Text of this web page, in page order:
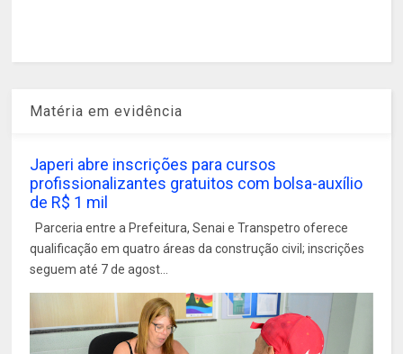
Matéria em evidência
Japeri abre inscrições para cursos
profissionalizantes gratuitos com bolsa-auxílio
de R$ 1 mil
Parceria entre a Prefeitura, Senai e Transpetro oferece
qualificação em quatro áreas da construção civil; inscrições
seguem até 7 de agost...